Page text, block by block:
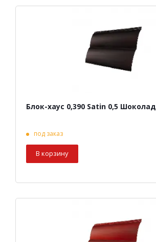
Блок-хаус 0,390 Satin 0,5 Шоколад
под заказ
В корзину